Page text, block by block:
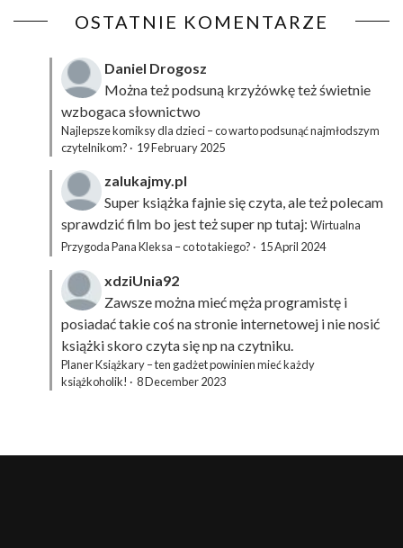
OSTATNIE KOMENTARZE
Daniel Drogosz
Można też podsuną krzyżówkęteż świetnie
wzbogaca słownictwo
Najlepsze komiksy dla dzieci – co warto podsunąć najmłodszym
czytelnikom? · 19 February 2025
zalukajmy.pl
Super książka fajnie się czyta, ale też polecam
sprawdzić film bo jest też super np tutaj: Wirtualna
Przygoda Pana Kleksa – co to takiego? · 15 April 2024
xdziUnia92
Zawsze można mieć męża programistę i
posiadać takie coś na stronie internetowej i nie nosić
książki skoro czyta się np na czytniku.
Planer Książkary – ten gadżet powinien mieć każdy
książkoholik! · 8 December 2023